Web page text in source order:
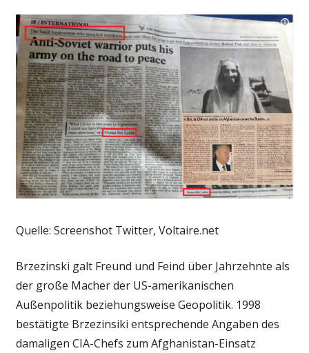
Quelle: Screenshot Twitter, Voltaire.net
Brzezinski galt Freund und Feind über Jahrzehnte als
der große Macher der US-amerikanischen
Außenpolitik beziehungsweise Geopolitik. 1998
bestätigte Brzezinsiki entsprechende Angaben des
damaligen CIA-Chefs zum Afghanistan-Einsatz